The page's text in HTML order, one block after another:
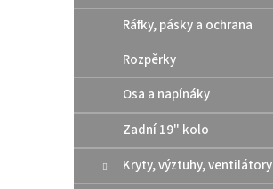
Ráfky, pásky a ochrana
Rozpěrky
Osa a napínáky
Zadní 19" kolo
Kryty, výztuhy, ventilátory